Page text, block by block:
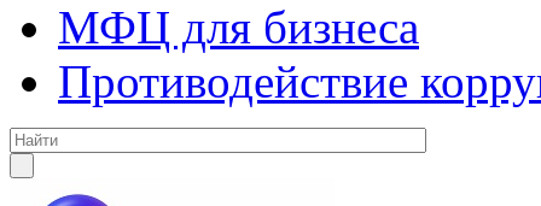
МФЦ для бизнеса
Противодействие